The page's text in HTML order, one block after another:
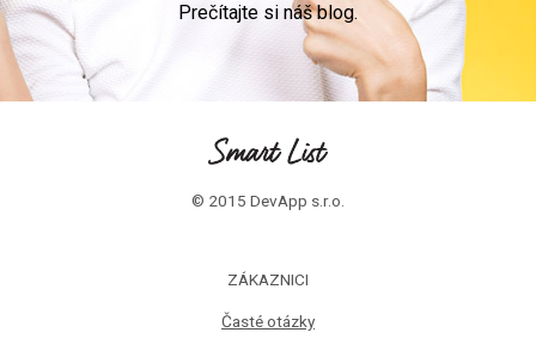
Prečítajte si náš blog.
© 2015 DevApp s.r.o.
ZÁKAZNICI
Časté otázky